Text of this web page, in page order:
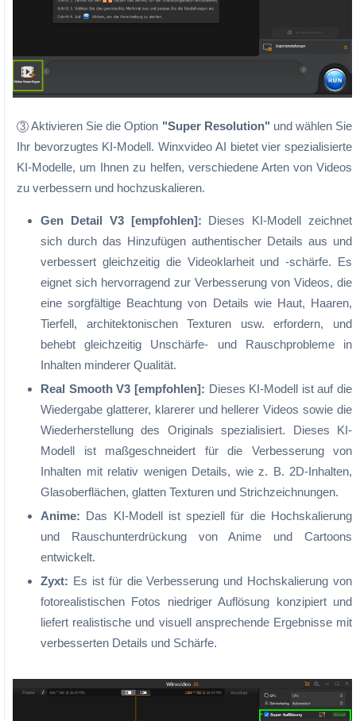
3 Aktivieren Sie die Option "Super Resolution" und wählen Sie
Ihr bevorzugtes KI-Modell. Winxvideo AI bietet vier spezialisierte
KI-Modelle, um Ihnen zu helfen, verschiedene Arten von Videos
zu verbessern und hochzuskalieren.
Gen Detail V3 [empfohlen]: Dieses KI-Modell zeichnet
sich durch das Hinzufügen authentischer Details aus und
verbessert gleichzeitig die Videoklarheit und -schärfe. Es
eignet sich hervorragend zur Verbesserung von Videos, die
eine sorgfältige Beachtung von Details wie Haut, Haaren,
Tierfell, architektonischen Texturen usw. erfordern, und
behebt gleichzeitig Unschärfe- und Rauschprobleme in
Inhalten minderer Qualität.
Real Smooth V3 [empfohlen]: Dieses KI-Modell ist auf die
Wiedergabe glatterer, klarerer und hellerer Videos sowie die
Wiederherstellung des Originals spezialisiert. Dieses KI-
Modell ist maßgeschneidert für die Verbesserung von
Inhalten mit relativ wenigen Details, wie z. B. 2D-Inhalten,
Glasoberflächen, glatten Texturen und Strichzeichnungen.
Anime: Das KI-Modell ist speziell für die Hochskalierung
und Rauschunterdrückung von Anime und Cartoons
entwickelt.
Zyxt: Es ist für die Verbesserung und Hochskalierung von
fotorealistischen Fotos niedriger Auflösung konzipiert und
liefert realistische und visuell ansprechende Ergebnisse mit
verbesserten Details und Schärfe.